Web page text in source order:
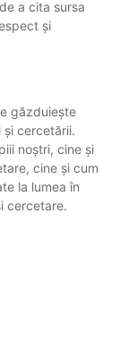
a cita sursa
și
găzduiește
cercetării.
noștri, cine și
cine și cum
la lumea în
cercetare.